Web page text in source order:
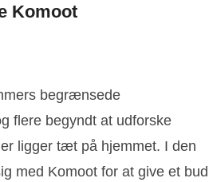
Komoot
begrænsede
flere begyndt at udforske
ligger tæt på hjemmet. I den
med Komoot for at give et bud